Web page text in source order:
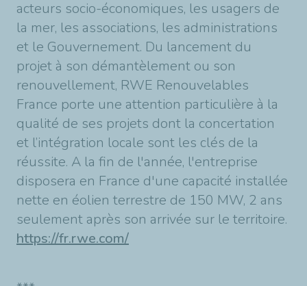
acteurs socio-économiques, les usagers de
la mer, les associations, les administrations
et le Gouvernement. Du lancement du
projet à son démantèlement ou son
renouvellement, RWE Renouvelables
France porte une attention particulière à la
qualité de ses projets dont la concertation
et l’intégration locale sont les clés de la
réussite. A la fin de l'année, l'entreprise
disposera en France d'une capacité installée
nette en éolien terrestre de 150 MW, 2 ans
seulement après son arrivée sur le territoire.
https://fr.rwe.com/